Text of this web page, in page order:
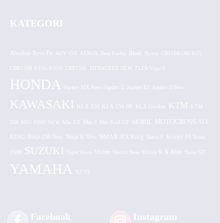
KATEGORI
Absolute Revo Fit ADV 150 AEROX CB150R Old K15
CBR150R K45G/K45N CRF150L DTRACKER NEW F1ZR/Vega R
HONDA Jupiter MX New Jupiter Z Jupiter Z1 Jupiter Z New
KAWASAKI KLX 150 KLX 150 BF KLX Gordon KTM KTM
250 MIO FINO NEW Mio GT Mio J Mio Soul GT MOBIL MOTOCROSS MX
KING Ninja 250 New Ninja R New NMAX RX King Satria F Scoopy FI Sonic
150R SUZUKI Tiger Revo Vixion Vixion New Vixion R X-Ride Xeon GT
YAMAHA YZ 85
Facebook Instagram